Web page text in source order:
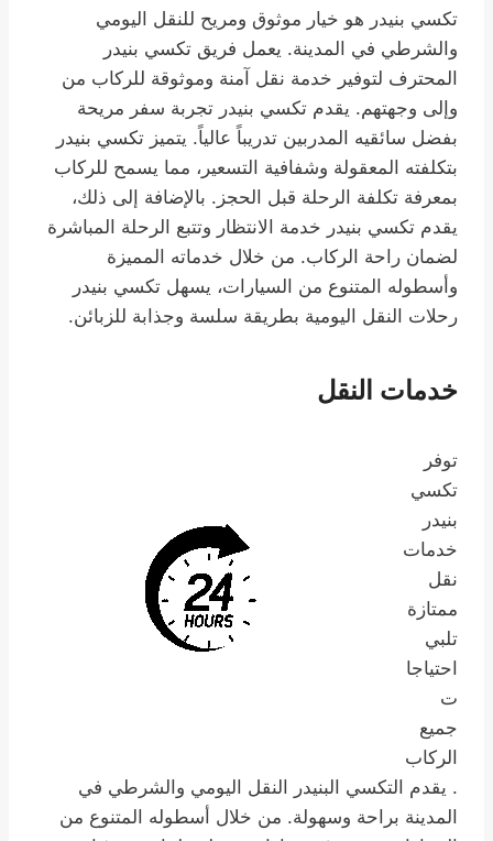
تكسي بنيدر هو خيار موثوق ومريح للنقل اليومي
والشرطي في المدينة. يعمل فريق تكسي بنيدر
المحترف لتوفير خدمة نقل آمنة وموثوقة للركاب من
وإلى وجهتهم. يقدم تكسي بنيدر تجربة سفر مريحة
بفضل سائقيه المدربين تدريباً عالياً. يتميز تكسي بنيدر
بتكلفته المعقولة وشفافية التسعير، مما يسمح للركاب
بمعرفة تكلفة الرحلة قبل الحجز. بالإضافة إلى ذلك،
يقدم تكسي بنيدر خدمة الانتظار وتتبع الرحلة المباشرة
لضمان راحة الركاب. من خلال خدماته المميزة
وأسطوله المتنوع من السيارات، يسهل تكسي بنيدر
رحلات النقل اليومية بطريقة سلسة وجذابة للزبائن.
خدمات النقل
توفر
تكسي
بنيدر
خدمات
نقل
ممتازة
تلبي
احتياجا
ت
جميع
الركاب
. يقدم التكسي البنيدر النقل اليومي والشرطي في
المدينة براحة وسهولة. من خلال أسطوله المتنوع من